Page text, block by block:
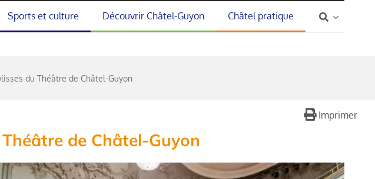
Sports et culture Découvrir Châtel-Guyon Châtel pratique
du Théâtre de Châtel-Guyon
Imprimer
de Châtel-Guyon